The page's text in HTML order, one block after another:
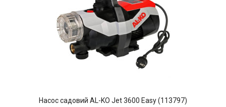
Насос садовий AL-KO Jet 3600 Easy (113797)